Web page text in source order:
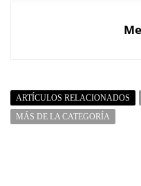
ARTÍCULOS RELACIONADOS
MÁS DE LA CATEGORÍA